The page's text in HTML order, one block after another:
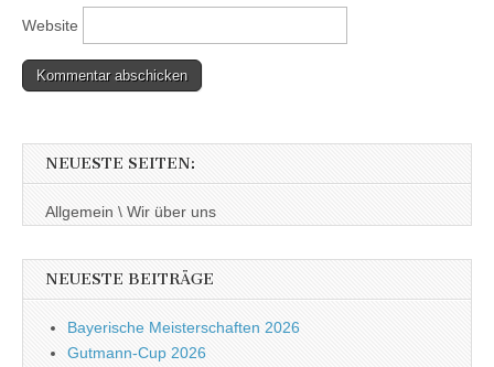
Website
NEUESTE SEITEN:
Allgemein \ Wir über uns
NEUESTE BEITRÄGE
Bayerische Meisterschaften 2026
Gutmann-Cup 2026